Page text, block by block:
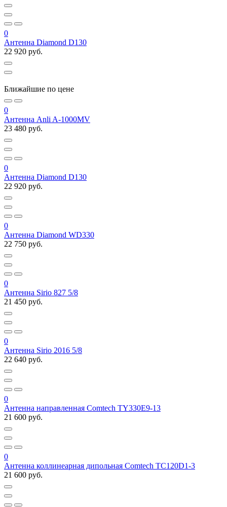
0
Антенна Diamond D130
22 920 руб.
Ближайшие по цене
0
Антенна Anli A-1000MV
23 480 руб.
0
Антенна Diamond D130
22 920 руб.
0
Антенна Diamond WD330
22 750 руб.
0
Антенна Sirio 827 5/8
21 450 руб.
0
Антенна Sirio 2016 5/8
22 640 руб.
0
Антенна направленная Comtech TY330E9-13
21 600 руб.
0
Антенна коллинеарная дипольная Comtech TC120D1-3
21 600 руб.